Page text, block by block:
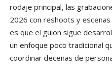
rodaje principal, las
2026 con reshoots y
es que el guion sigue
un enfoque poco tradicional
coordinar decenas de